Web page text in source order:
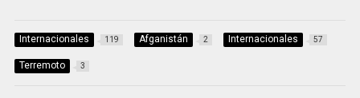
Internacionales 119 Afganistán 2 Internacionales 57
Terremoto 3